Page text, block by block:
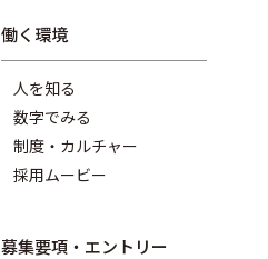
働く環境
人を知る
数字でみる
制度・カルチャー
採用ムービー
募集要項・エントリー